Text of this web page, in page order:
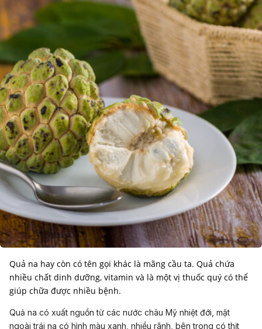
Quả na hay còn có tên gọi khác là mãng cầu ta. Quả chứa
nhiều chất dinh dưỡng, vitamin và là một vị thuốc quý có thể
giúp chữa được nhiều bệnh.
Quả na có xuất nguồn từ các nước châu Mỹ nhiệt đới, mặt
ngoài trái na có hình màu xanh, nhiều rãnh, bên trong có thịt